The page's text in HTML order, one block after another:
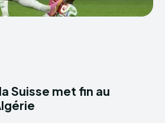
Suisse met fin au